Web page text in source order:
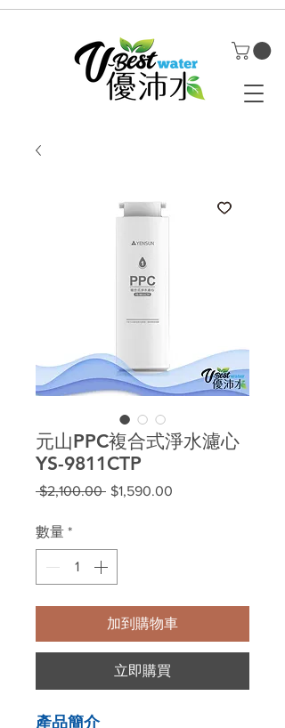
元山PPC複合式淨水濾心
YS-9811CTP
$2,100.00 一
格
$1,590.00
數量 *
加到購物車
立即購買
產品簡介